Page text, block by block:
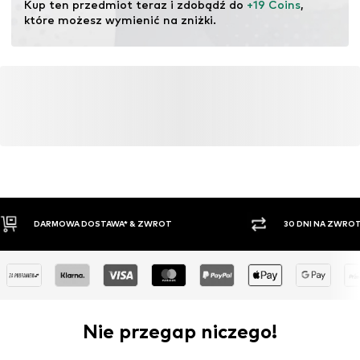
rezygnację z modyfikacji genetycznych oraz ograniczenie
zużycia wody i nawozów chemicznych.
Kup ten przedmiot teraz i zdobądź do +19 Coins,
które możesz wymienić na zniżki.
30 DNI NA ZWROT TOWARU
Nie przegap niczego!